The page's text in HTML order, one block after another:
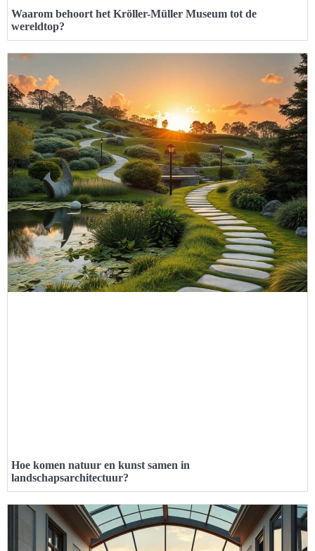
Waarom behoort het Kröller-Müller Museum tot de
wereldtop?
Hoe komen natuur en kunst samen in
landschapsarchitectuur?